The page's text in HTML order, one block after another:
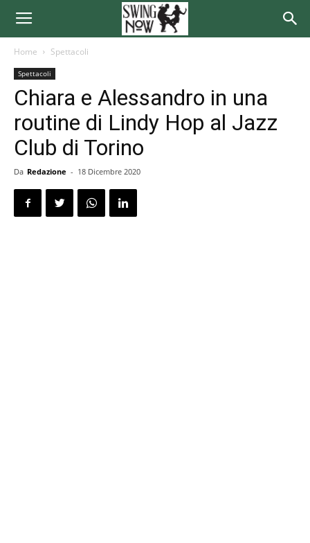
Home Spettacoli
Spettacoli
Chiara e Alessandro in una
routine di Lindy Hop al Jazz
Club di Torino
Da Redazione - 18 Dicembre 2020